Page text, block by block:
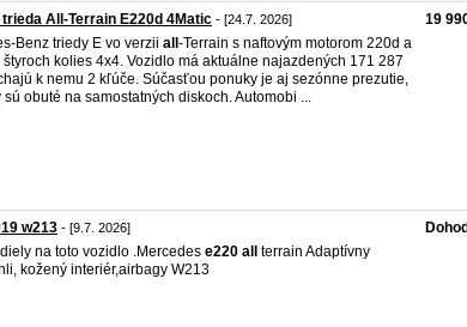
All-Terrain E220d 4Matic - [24.7. 2026]
Benz triedy E vo verzii all -Terrain s naftovým motorom 220d a
kolies 4x4. Vozidlo má aktuálne najazdených 171 287
k nemu 2 kľúče. Súčasťou ponuky je aj sezónne prezutie,
obuté na samostatných diskoch. Automobi ...
19
w213 - [9.7. 2026]
na toto vozidlo .Mercedes e220 all
terrain Adaptívny
kožený interiér,airbagy W213